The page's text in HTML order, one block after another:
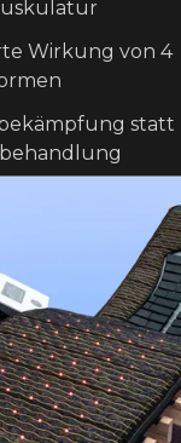
Wirkung von 4
statt